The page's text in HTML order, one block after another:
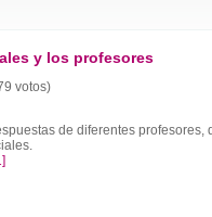
y los profesores
votos)
de diferentes profesores,